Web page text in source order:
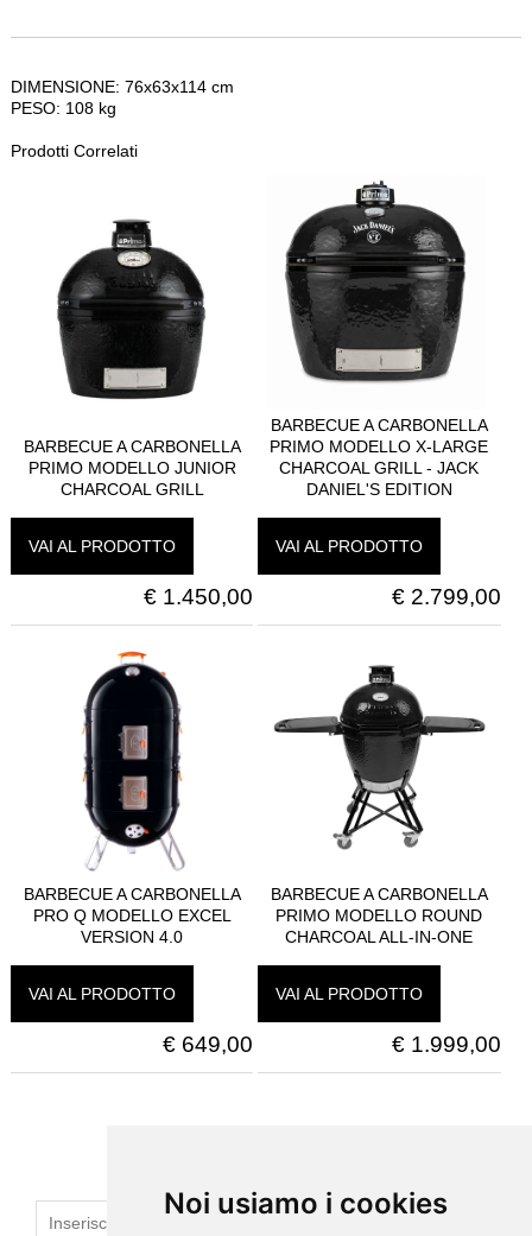
Noi usiamo i cookies
Noi usiamo i cookies
DIMENSIONE: 76x63x114 cm
PESO: 108 kg
Prodotti Correlati
BARBECUE A CARBONELLA
PRIMO MODELLO JUNIOR
CHARCOAL GRILL
VAI AL PRODOTTO
€ 1.450,00
BARBECUE A CARBONELLA
PRIMO MODELLO X-LARGE
CHARCOAL GRILL - JACK
DANIEL'S EDITION
VAI AL PRODOTTO
€ 2.799,00
BARBECUE A CARBONELLA
PRO Q MODELLO EXCEL
VERSION 4.0
VAI AL PRODOTTO
€ 649,00
BARBECUE A CARBONELLA
PRIMO MODELLO ROUND
CHARCOAL ALL-IN-ONE
VAI AL PRODOTTO
€ 1.999,00